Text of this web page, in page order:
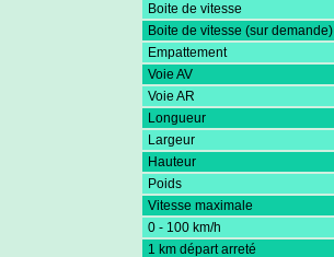
Boite de vitesse
Boite de vitesse (sur demande)
Empattement
Voie AV
Voie AR
Longueur
Largeur
Hauteur
Poids
Vitesse maximale
0 - 100 km/h
1 km départ arreté